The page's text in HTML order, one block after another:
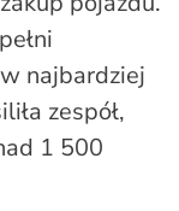
najbardziej
zespół,
1 500